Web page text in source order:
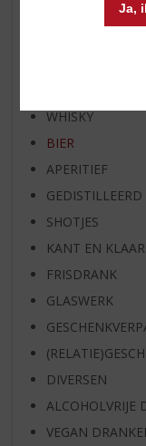
Ja,
BIER VAN DE
WHISKY
BIER
APERITIEF
GEDISTILLEERD
SHOTJES
KANT EN KLAAR
FRISDRANK
GLASWERK
DIVERSEN
ALCOHOLVRIJE
VEGAN